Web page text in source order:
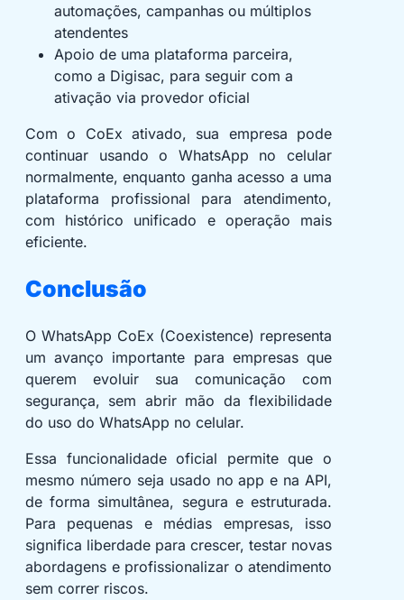
automações, campanhas ou múltiplos
atendentes
Apoio de uma plataforma parceira,
como a Digisac, para seguir com a
ativação via provedor oficial
Com o CoEx ativado, sua empresa pode
continuar usando o WhatsApp no celular
normalmente, enquanto ganha acesso a uma
plataforma profissional para atendimento,
com histórico unificado e operação mais
eficiente.
Conclusão
O WhatsApp CoEx (Coexistence) representa
um avanço importante para empresas que
querem evoluir sua comunicação com
segurança, sem abrir mão da flexibilidade
do uso do WhatsApp no celular.
Essa funcionalidade oficial permite que o
mesmo número seja usado no app e na API,
de forma simultânea, segura e estruturada.
Para pequenas e médias empresas, isso
significa liberdade para crescer, testar novas
abordagens e profissionalizar o atendimento
sem correr riscos.